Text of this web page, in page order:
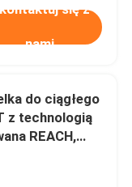
się z
nami
do ciągłego
z technologią
REACH,